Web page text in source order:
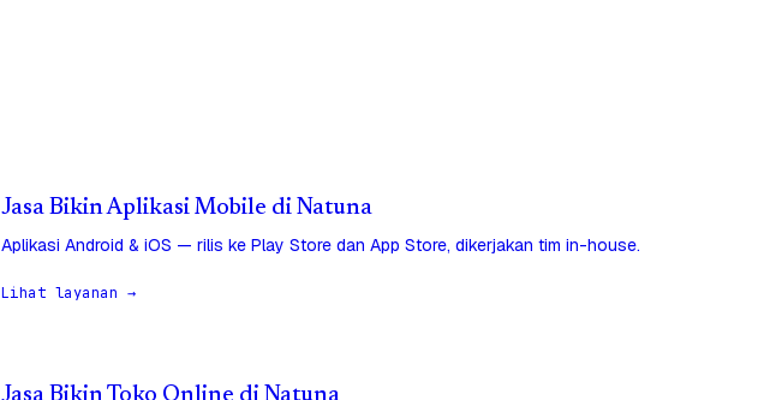
Jasa Bikin Aplikasi Mobile di Natuna
Aplikasi Android & iOS — rilis ke Play Store dan App Store, dikerjakan tim in-house.
Lihat layanan →